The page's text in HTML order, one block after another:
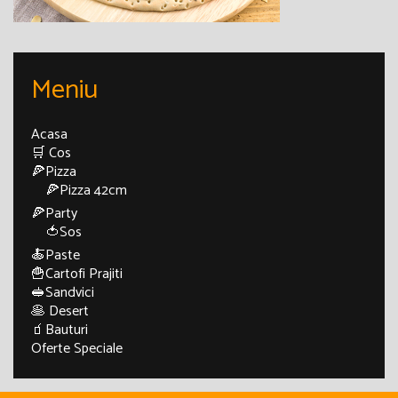
Meniu
Acasa
🛒 Cos
🍕Pizza
🍕Pizza 42cm
🍕Party
🍅Sos
🍝Paste
🍟Cartofi Prajiti
🥪Sandvici
🥞 Desert
🧃Bauturi
Oferte Speciale